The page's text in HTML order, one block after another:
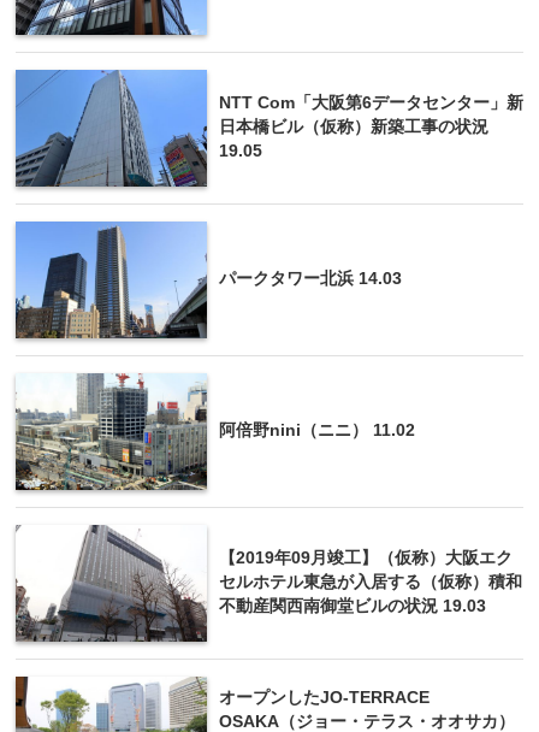
NTT Com「大阪第6データセンター」新
日本橋ビル（仮称）新築工事の状況
19.05
パークタワー北浜 14.03
阿倍野nini（ニニ） 11.02
【2019年09月竣工】（仮称）大阪エク
セルホテル東急が入居する（仮称）積和
不動産関西南御堂ビルの状況 19.03
オープンしたJO-TERRACE
OSAKA（ジョー・テラス・オオサカ）